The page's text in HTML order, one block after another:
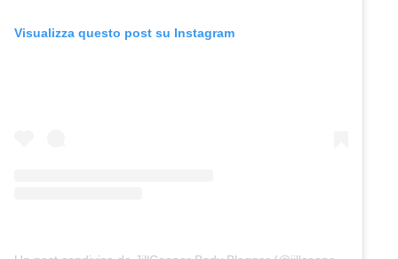
Visualizza questo post su Instagram